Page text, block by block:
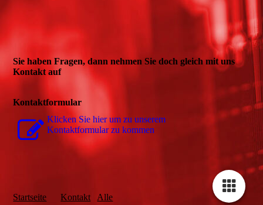
Sie haben Fragen, dann nehmen Sie doch gleich mit uns
Kontakt auf
Kontaktformular
Klicken Sie hier um zu unserem
Kon­takt­for­mu­lar zu kommen
Startseite Kontakt Alle